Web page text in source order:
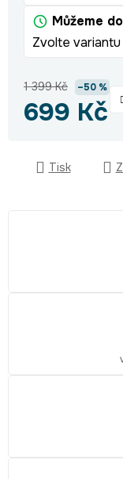
Můžeme
Zvolte variantu
1 399 Kč –50 %
699 Kč
Tisk